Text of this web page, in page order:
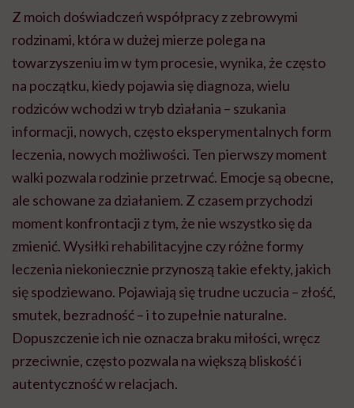
Z moich doświadczeń współpracy z zebrowymi
rodzinami, która w dużej mierze polega na
towarzyszeniu im w tym procesie, wynika, że często
na początku, kiedy pojawia się diagnoza, wielu
rodziców wchodzi w tryb działania – szukania
informacji, nowych, często eksperymentalnych form
leczenia, nowych możliwości. Ten pierwszy moment
walki pozwala rodzinie przetrwać. Emocje są obecne,
ale schowane za działaniem. Z czasem przychodzi
moment konfrontacji z tym, że nie wszystko się da
zmienić. Wysiłki rehabilitacyjne czy różne formy
leczenia niekoniecznie przynoszą takie efekty, jakich
się spodziewano. Pojawiają się trudne uczucia – złość,
smutek, bezradność – i to zupełnie naturalne.
Dopuszczenie ich nie oznacza braku miłości, wręcz
przeciwnie, często pozwala na większą bliskość i
autentyczność w relacjach.